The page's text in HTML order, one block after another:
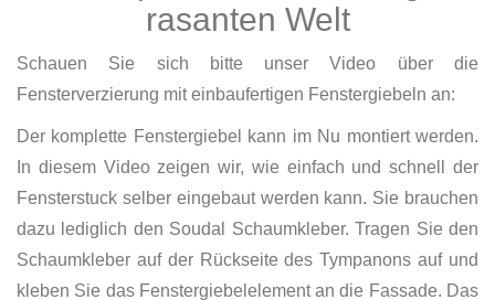
rasanten Welt
Schauen Sie sich bitte unser Video über die
Fensterverzierung mit einbaufertigen Fenstergiebeln an:
Der komplette Fenstergiebel kann im Nu montiert werden.
In diesem Video zeigen wir, wie einfach und schnell der
Fensterstuck selber eingebaut werden kann. Sie brauchen
dazu lediglich den Soudal Schaumkleber. Tragen Sie den
Schaumkleber auf der Rückseite des Tympanons auf und
kleben Sie das Fenstergiebelelement an die Fassade. Das